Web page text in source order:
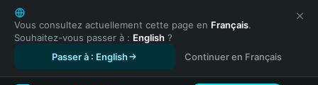
English
日本語
Tiếng Việt
Español (Latinoamérica)
Vous consultez actuellement cette page en Français.
Souhaitez-vous passer à : English ?
Passer à : English
Continuer en Français